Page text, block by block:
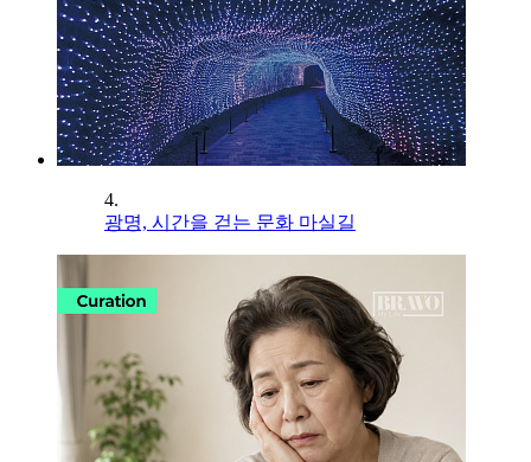
4.
광명, 시간을 걷는 문화 마실길